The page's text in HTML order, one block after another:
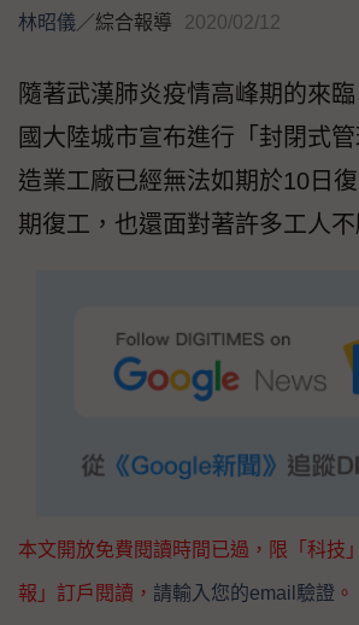
林昭儀／綜合報導 2020/02/12
隨著武漢肺炎疫情高峰期的來
國大陸城市宣布進行「封閉式
造業工廠已經無法如期於10日
期復工，也還面對著許多工人
本文開放免費閱讀時間已過，限「科技
報」訂戶閱讀， 請輸入您的email驗證 。